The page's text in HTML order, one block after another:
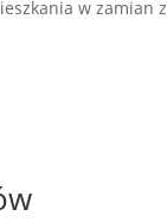
w zamian